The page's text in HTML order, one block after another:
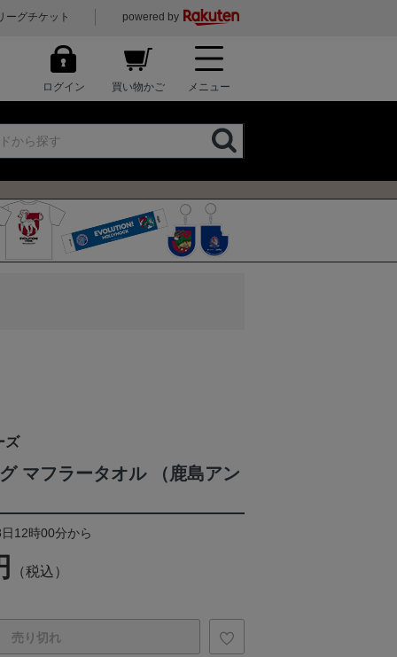
ーグチケット powered by
ログイン 買い物かご メニュー
ズ
マフラータオル （鹿島アン
12時00分から
（税込）
売り切れ